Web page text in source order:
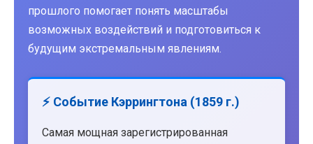
прошлого помогает понять масштабы
возможных воздействий и подготовиться к
будущим экстремальным явлениям.
⚡ Событие Кэррингтона (1859 г.)
Самая мощная зарегистрированная